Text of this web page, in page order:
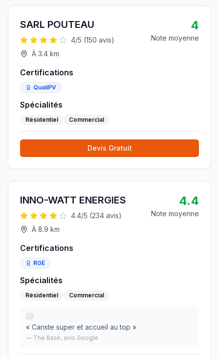
SARL POUTEAU
4/5 (150 avis)
À 3.4 km
4
Note moyenne
Certifications
QualiPV
Spécialités
Résidentiel Commercial
Devis Gratuit
INNO-WATT ENERGIES
4.4/5 (234 avis)
À 8.9 km
4.4
Note moyenne
Certifications
RGE
Spécialités
Résidentiel Commercial
« Cariste super et accueil au top »
— The Bask, avis Google